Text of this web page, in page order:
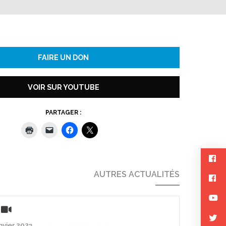
FAIRE UN DON
VOIR SUR YOUTUBE
PARTAGER :
AUTRES ACTUALITÉS